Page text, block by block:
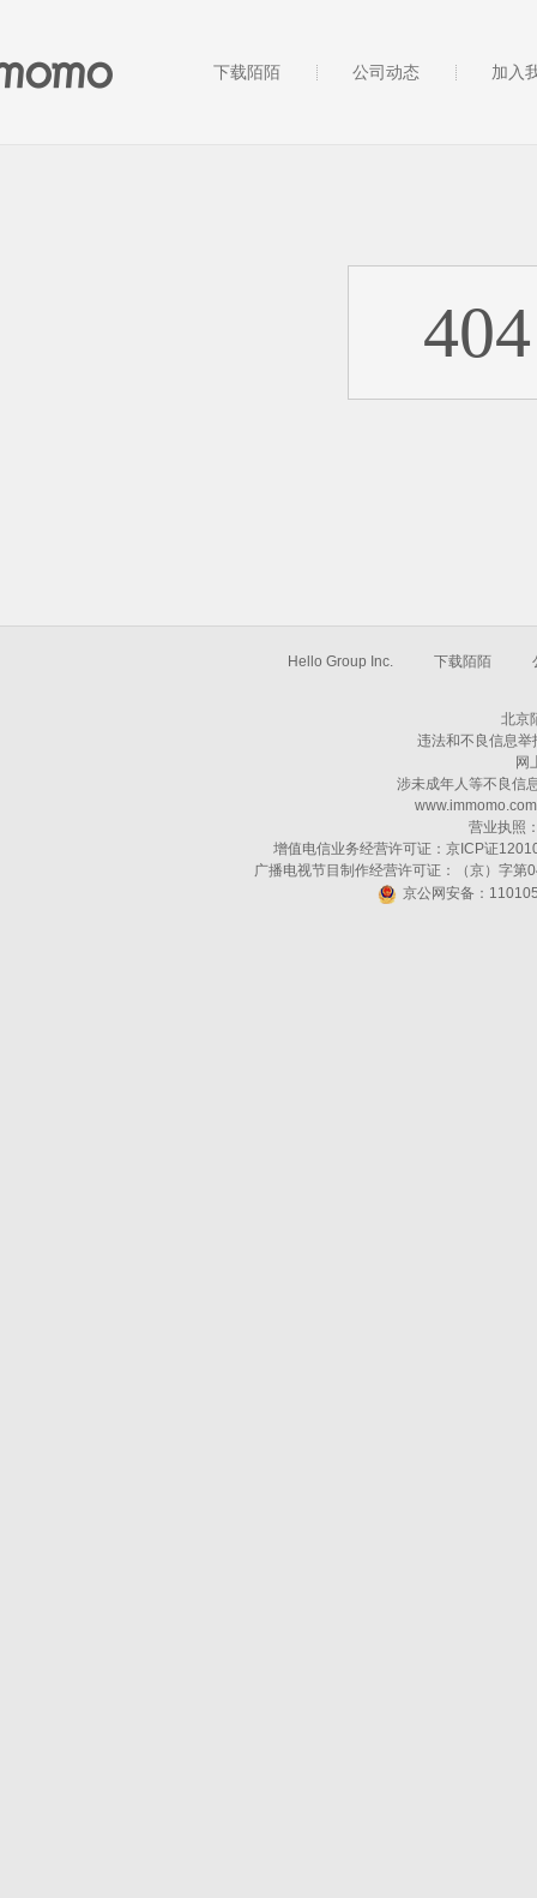
下载陌陌 公司动态 加入
Hello Group Inc. 下载陌陌
北京
违法和不良信息
网
涉未成年人等不良信
营业执照
增值电信业务经营许可证：京ICP证
广播电视节目制作经营许可证：（京）字第
京公网安备：